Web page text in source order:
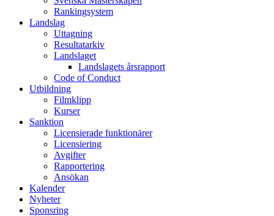
Rankingsystem
Landslag
Uttagning
Resultatarkiv
Landslaget
Landslagets årsrapport
Code of Conduct
Utbildning
Filmklipp
Kurser
Sanktion
Licensierade funktionärer
Licensiering
Avgifter
Rapportering
Ansökan
Kalender
Nyheter
Sponsring